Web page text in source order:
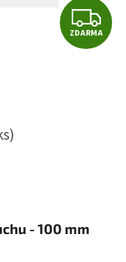
Z
D
ZDARMA
- 100 mm